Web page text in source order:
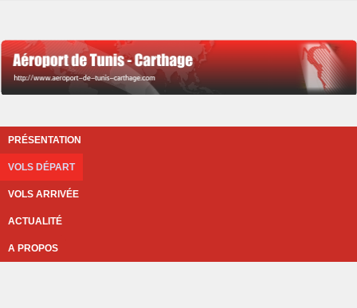
PRÉSENTATION
VOLS DÉPART
VOLS ARRIVÉE
ACTUALITÉ
A PROPOS